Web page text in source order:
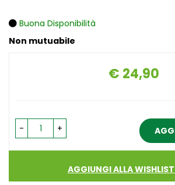
Buona Disponibilità
Non mutuabile
Prezzo
€ 24,90
- +
AGGIUNGI ALLA WISHLIST